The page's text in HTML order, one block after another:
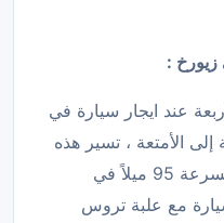
:
عند ايجار سيارة في
إلى الأمتعة ، تسير هذه
السيارات على الطريق السريع بسرعة 95 ميلاً في
مع علبة تروس